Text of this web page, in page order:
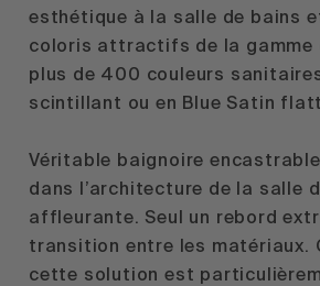
esthétique à la salle de bains
coloris attractifs de la gamme
plus de 400 couleurs
scintillant ou en Blue Satin
Véritable baignoire
dans l’architecture de la salle
affleurante. Seul un rebord
transition entre les matériaux.
cette solution est